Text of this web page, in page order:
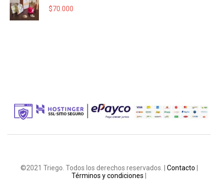
$70.000
©2021 Triego. Todos los derechos reservados. | Contacto
Términos y condiciones